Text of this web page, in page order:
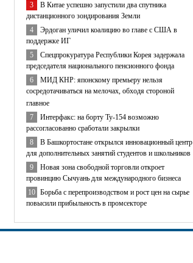
3 В Китае успешно запустили два спутника
дистанционного зондирования Земли
4 Эрдоган уличил коалицию во главе с США в
поддержке ИГ
5 Спецпрокуратура Республики Корея задержала
председателя национального пенсионного фонда
6 МИД КНР: японскому премьеру нельзя
сосредотачиваться на мелочах, обходя стороной
главное
7 Интерфакс: на борту Ту-154 возможно
рассогласованно сработали закрылки
8 В Башкортостане открылся инновационный центр
для дополнительных занятий студентов и школьников
9 Новая зона свободной торговли откроет
провинцию Сычуань для международного бизнеса
10 Борьба с перепроизводством и рост цен на сырье
повысили прибыльность в промсекторе